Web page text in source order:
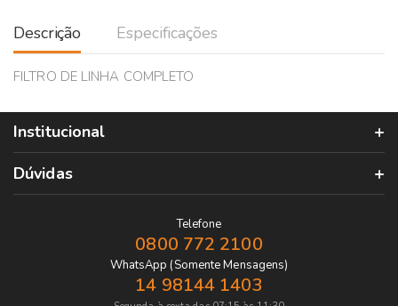
Descrição Especificações
FILTRO DE LINHA COMPLETO
Institucional
Dúvidas
Telefone
0800 772 2100
WhatsApp (Somente Mensagens)
14 98144 1403